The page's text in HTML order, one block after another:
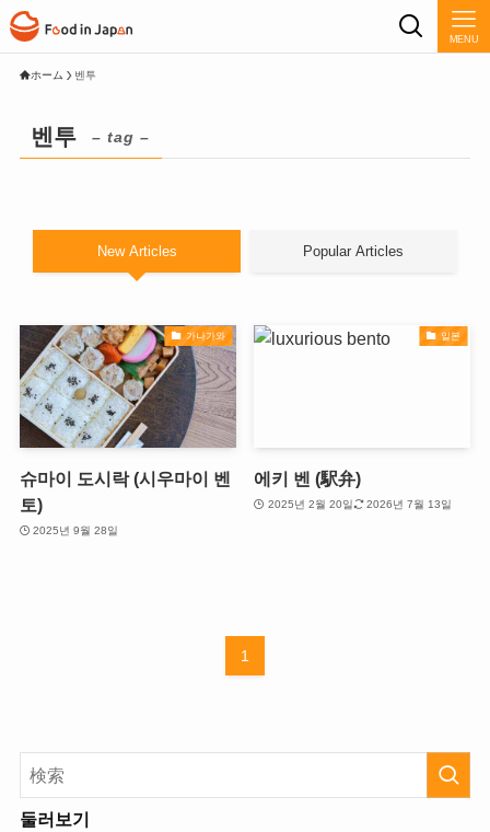
MENU
ホーム 벤투
벤투 – tag –
New Articles Popular Articles
가나가와
슈마이 도시락 (시우마이 벤
토)
2025년 9월 28일
일본
에키 벤 (駅弁)
2025년 2월 20일 2026년 7월 13일
1
둘러보기